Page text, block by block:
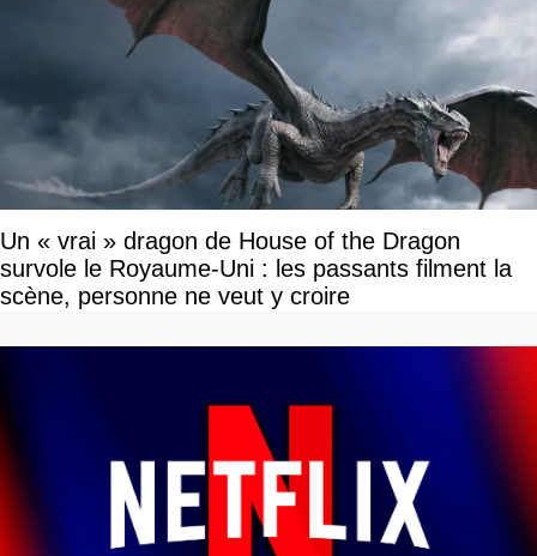
Un « vrai » dragon de House of the Dragon
survole le Royaume-Uni : les passants filment la
scène, personne ne veut y croire